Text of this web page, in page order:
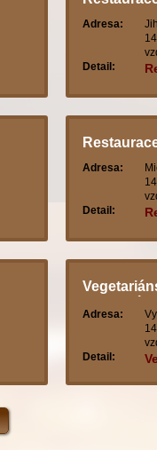
Adresa:
Detail:
Adresa:
Detail:
maranatha
Adresa:
Detail: